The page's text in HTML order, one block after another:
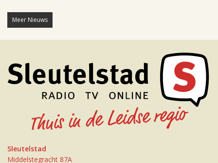
Meer Nieuws
Sleutelstad
Middelstegracht 87A